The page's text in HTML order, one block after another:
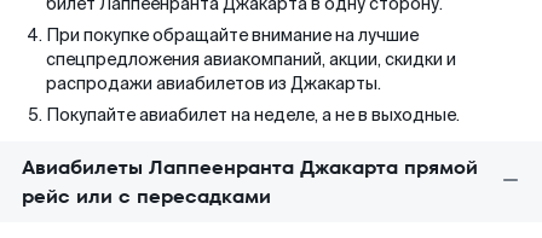
При покупке обращайте внимание на лучшие
спецпредложения авиакомпаний, акции, скидки и
распродажи авиабилетов из Джакарты.
Покупайте авиабилет на неделе, а не в выходные.
Авиабилеты Лаппеенранта Джакарта прямой
рейс или с пересадками